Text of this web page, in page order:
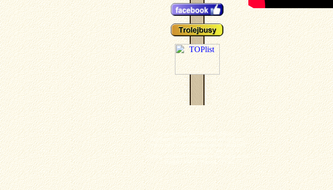
Plzeňské tramvaje - aktuální události a
zajímavosti z plzeňského tramvajové provozu,
popisy typů vozů a zejména mnoho aktuálních
fotografií plzeňských tramvají (nechybí ani
výluky, vykolejení či povodně a další zajímavotsi
z plzeňské MHD). Tramvaj - Plzeň.